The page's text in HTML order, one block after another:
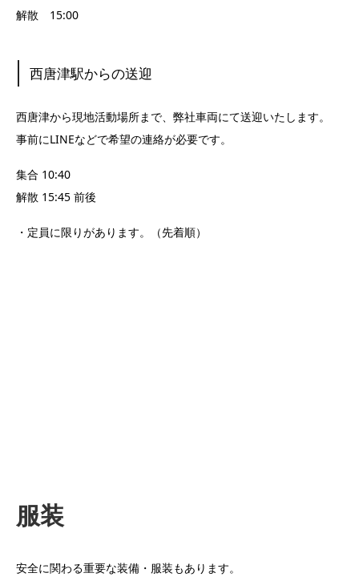
解散 15:00
西唐津駅からの送迎
西唐津から現地活動場所まで、弊社車両にて送迎いたします。
事前にLINEなどで希望の連絡が必要です。
集合 10:40
解散 15:45 前後
・定員に限りがあります。（先着順）
服装
安全に関わる重要な装備・服装もあります。